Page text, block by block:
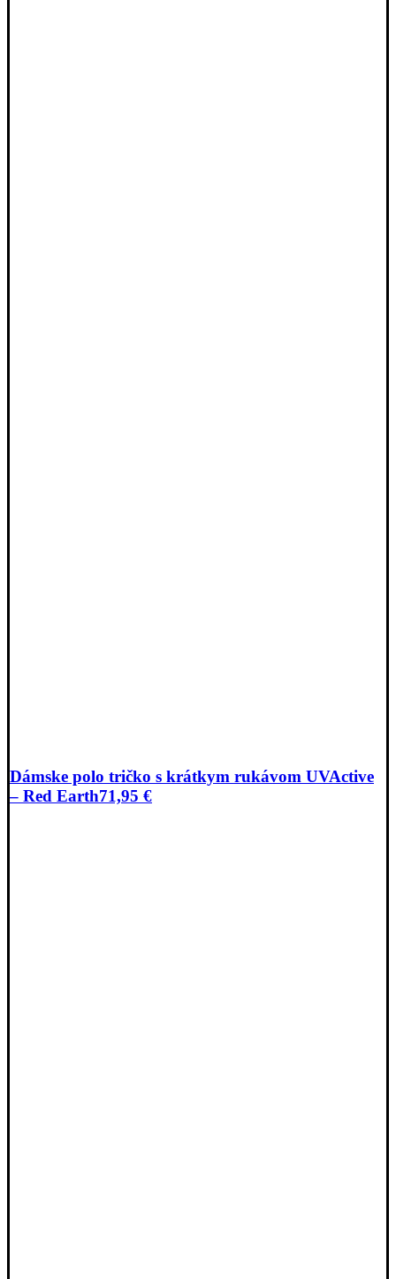
Dámske polo tričko s krátkym rukávom UVActive
– Red Earth71,95 €